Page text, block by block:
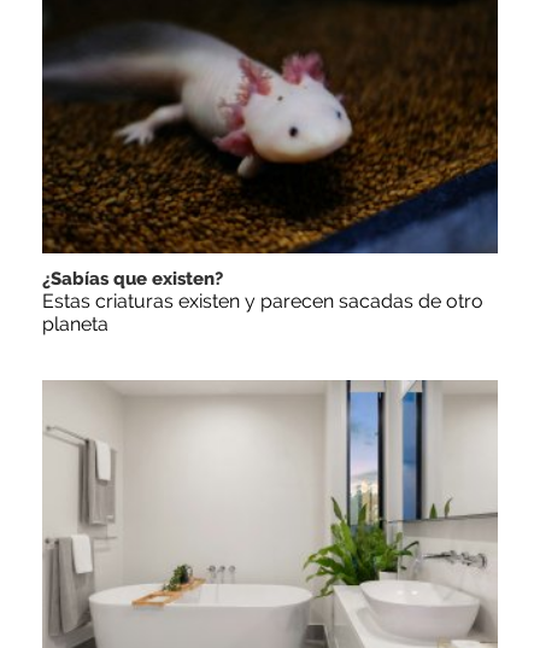
¿Sabías que existen?
Estas criaturas existen y parecen sacadas de otro
planeta